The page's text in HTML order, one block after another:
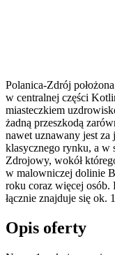
Polanica-Zdrój
w centralnej części
miasteczkiem
żadną przeszkodą
nawet uznawany jest za
klasycznego rynku, a w
Zdrojowy, wokół
w malowniczej dolinie
roku coraz więcej
łącznie znajduje się ok.
Opis oferty